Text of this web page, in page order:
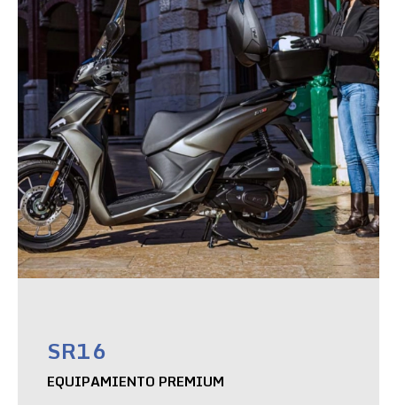
SR16
EQUIPAMIENTO PREMIUM